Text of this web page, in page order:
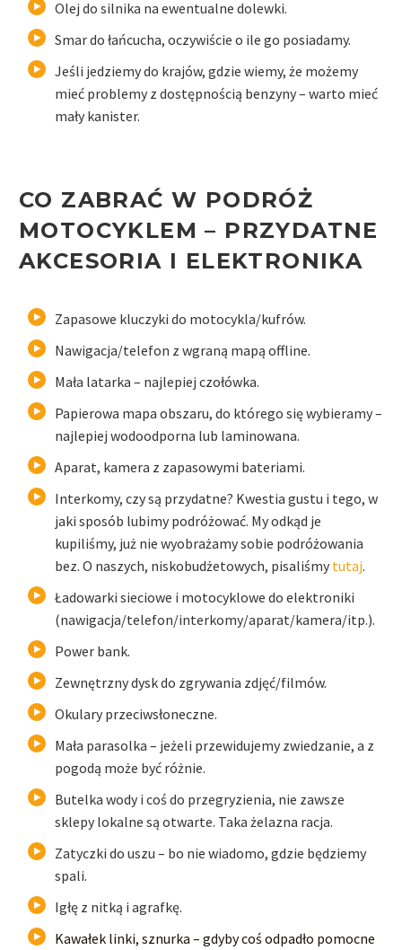
Olej do silnika na ewentualne dolewki.
Smar do łańcucha, oczywiście o ile go posiadamy.
Jeśli jedziemy do krajów, gdzie wiemy, że możemy
mieć problemy z dostępnością benzyny – warto mieć
mały kanister.
CO ZABRAĆ W PODRÓŻ
MOTOCYKLEM – PRZYDATNE
AKCESORIA I ELEKTRONIKA
Zapasowe kluczyki do motocykla/kufrów.
Nawigacja/telefon z wgraną mapą offline.
Mała latarka – najlepiej czołówka.
Papierowa mapa obszaru, do którego się wybieramy –
najlepiej wodoodporna lub laminowana.
Aparat, kamera z zapasowymi bateriami.
Interkomy, czy są przydatne? Kwestia gustu i tego, w
jaki sposób lubimy podróżować. My odkąd je
kupiliśmy, już nie wyobrażamy sobie podróżowania
bez. O naszych, niskobudżetowych, pisaliśmy tutaj.
Ładowarki sieciowe i motocyklowe do elektroniki
(nawigacja/telefon/interkomy/aparat/kamera/itp.).
Power bank.
Zewnętrzny dysk do zgrywania zdjęć/filmów.
Okulary przeciwsłoneczne.
Mała parasolka – jeżeli przewidujemy zwiedzanie, a z
pogodą może być różnie.
Butelka wody i coś do przegryzienia, nie zawsze
sklepy lokalne są otwarte. Taka żelazna racja.
Zatyczki do uszu – bo nie wiadomo, gdzie będziemy
spali.
Igłę z nitką i agrafkę.
Kawałek linki, sznurka – gdyby coś odpadło pomocne